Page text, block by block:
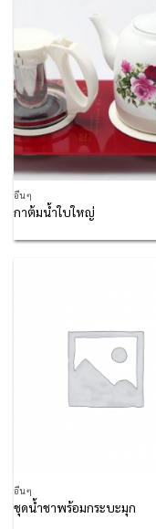
อื่นๆ
กาต้มน้ำใบใหญ่
อื่นๆ
ชุดน้ำชาพร้อมกระบะมุก